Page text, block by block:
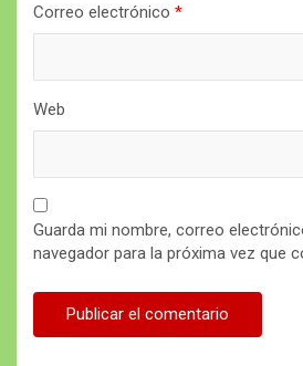
Correo electrónico *
Web
Guarda mi nombre, correo
navegador para la próxima vez que